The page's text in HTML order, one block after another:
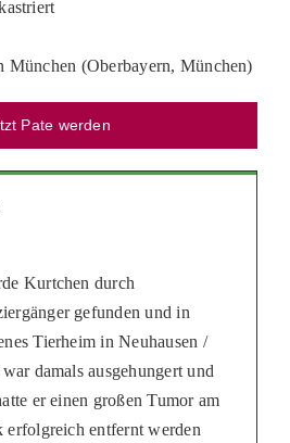
München (Oberbayern, München)
Pate werden
Kurtchen durch
gefunden und in
Tierheim in Neuhausen /
damals ausgehungert und
er einen großen Tumor am
erfolgreich entfernt werden